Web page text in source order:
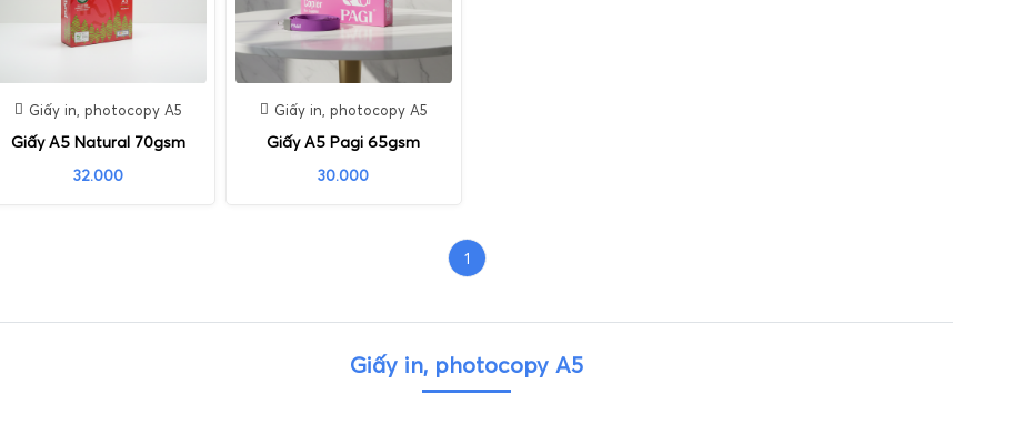
Giấy in, photocopy A5
Giấy A5 Natural 70gsm
32.000
Giấy in, photocopy A5
Giấy A5 Pagi 65gsm
30.000
1
Giấy in, photocopy A5